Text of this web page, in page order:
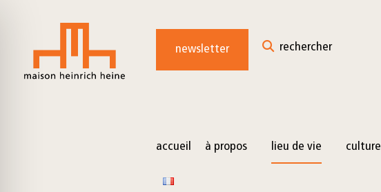
newsletter rechercher
accueil à propos lieu de vie culture